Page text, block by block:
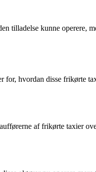
tilladelse kunne operere,
hvordan disse frikørte
af frikørte taxier